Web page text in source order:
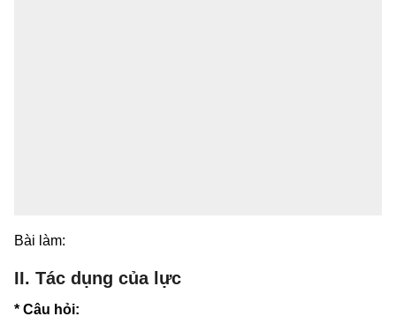
Bài làm:
II. Tác dụng của lực
* Câu hỏi: